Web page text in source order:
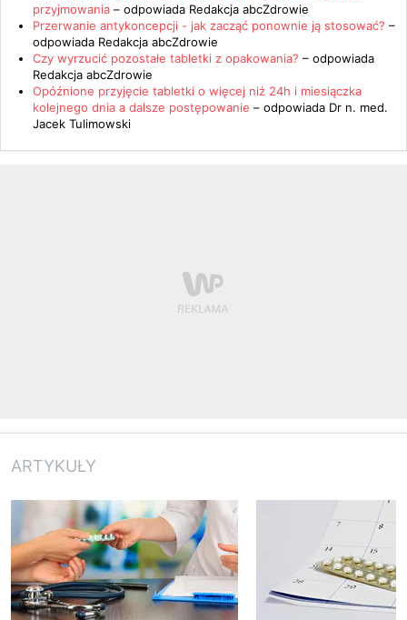
przyjmowania – odpowiada Redakcja abcZdrowie
Przerwanie antykoncepcji - jak zacząć ponownie ją stosować? –
odpowiada Redakcja abcZdrowie
Czy wyrzucić pozostałe tabletki z opakowania? – odpowiada
Redakcja abcZdrowie
Opóźnione przyjęcie tabletki o więcej niż 24h i miesiączka
kolejnego dnia a dalsze postępowanie – odpowiada Dr n. med.
Jacek Tulimowski
ARTYKUŁY